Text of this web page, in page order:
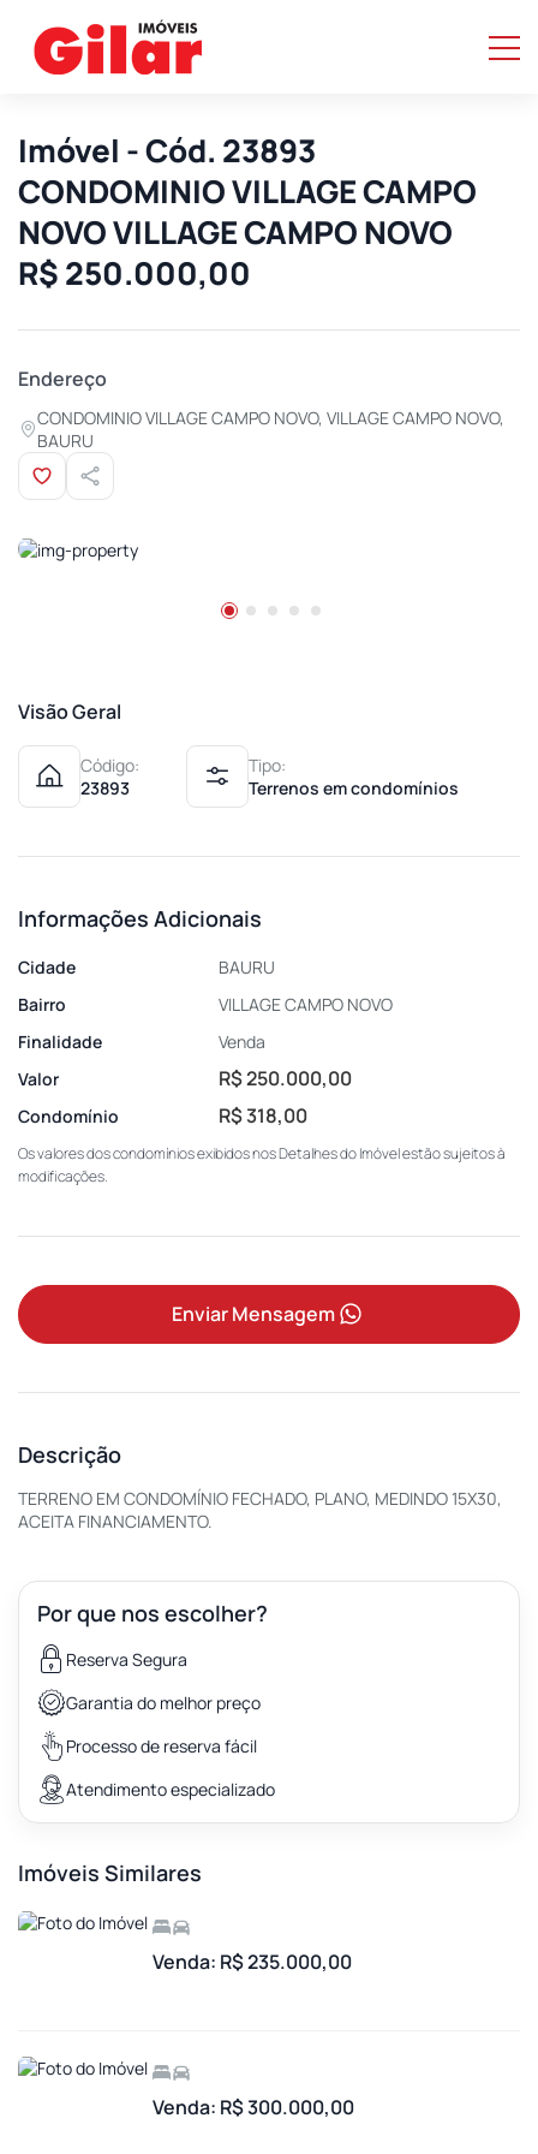
Imóvel - Cód. 23893
CONDOMINIO VILLAGE CAMPO
NOVO VILLAGE CAMPO NOVO
R$ 250.000,00
Endereço
CONDOMINIO VILLAGE CAMPO NOVO, VILLAGE CAMPO NOVO,
BAURU
Visão Geral
Código:
23893
Tipo:
Terrenos em condomínios
Informações Adicionais
Cidade
BAURU
Bairro
VILLAGE CAMPO NOVO
Finalidade
Venda
Valor
R$ 250.000,00
Condomínio R$ 318,00
Os valores dos condomínios exibidos nos Detalhes do Imóvel estão sujeitos à
modificações.
Enviar Mensagem
Descrição
TERRENO EM CONDOMÍNIO FECHADO, PLANO, MEDINDO 15X30,
ACEITA FINANCIAMENTO.
Por que nos escolher?
Reserva Segura
Garantia do melhor preço
Processo de reserva fácil
Atendimento especializado
Imóveis Similares
Venda: R$ 235.000,00
Venda: R$ 300.000,00